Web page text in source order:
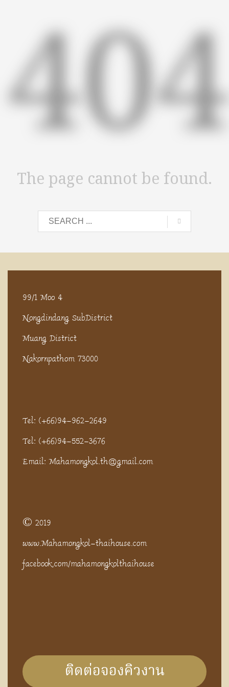
The page cannot be found.
99/1 Moo 4
Nongdindang SubDistrict
Muang District
Nakornpathom 73000
Tel: (+66)94-962-2649
Tel: (+66)94-552-3676
Email: Mahamongkol.th@gmail.com
© 2019
www.Mahamongkol-thaihouse.com
facebook.com/mahamongkolthaihouse
ติดต่อจองคิวงาน